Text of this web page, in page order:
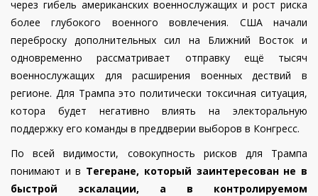
через гибель американских военнослужащих и рост риска
более глубокого военного вовлечения. США начали
переброску дополнительных сил на Ближний Восток и
одновременно рассматривает отправку ещё тысяч
военнослужащих для расширения военных дествий в
регионе. Для Трампа это политически токсичная ситуация,
котора будет негативно влиять на электоральную
поддержку его команды в преддверии выборов в Конгресс.
По всей видимости, совокупность рисков для Трампа
понимают и в Тегеране, который заинтересован не в
быстрой эскалации, а в контролируемом